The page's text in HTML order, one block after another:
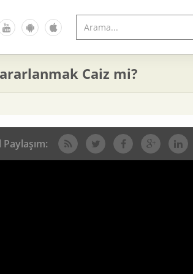
Caiz mi?
Paylaşım: